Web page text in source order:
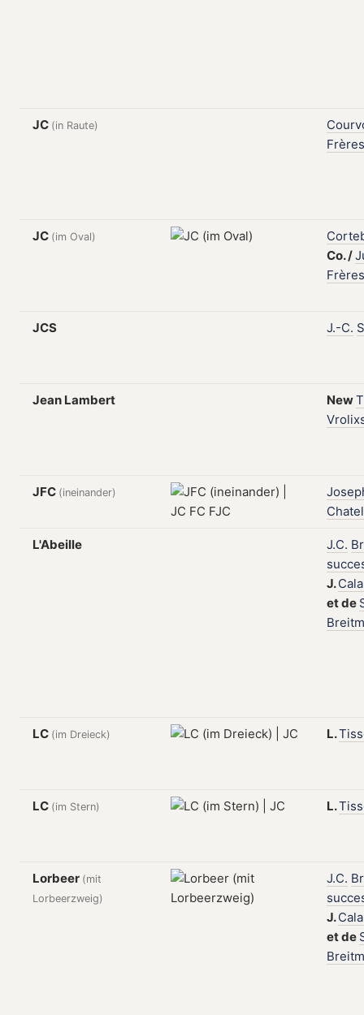
JC (in Raute)
Frères
JC (im Oval)
Co./
Frères
JCS J.-C.
Jean Lambert New
JFC (ineinander)
L'Abeille J.C.
J.
etde
LC (im Dreieck) L.
LC (im Stern) L.
Lorbeer (mit
Lorbeerzweig)
J.C.
J.
etde